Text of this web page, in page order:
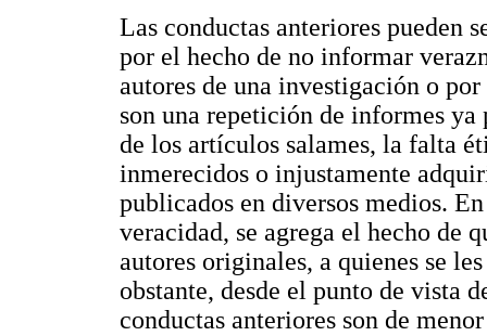
Las conductas anteriores pueden
por el hecho de no informar
autores de una investigación o
son una repetición de informes ya
de los artículos salames, la falta
inmerecidos o injustamente
publicados en diversos medios.
veracidad, se agrega el hecho de
autores originales, a quienes se
obstante, desde el punto de vista
conductas anteriores son de